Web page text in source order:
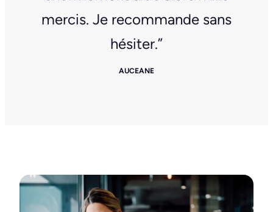
mercis. Je recommande sans
hésiter.”
AUCEANE